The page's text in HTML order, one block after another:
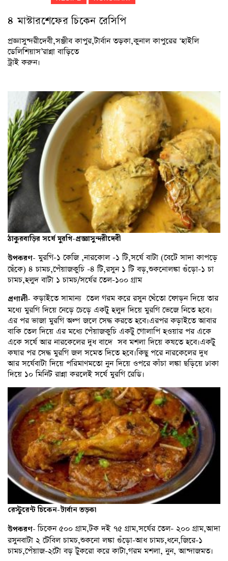
৪ মাস্টারশেফের চিকেন রেসিপি
প্রজ্ঞাসুন্দরীদেবী,সঞ্জীব কাপুর,টার্বান তড়কা,কুনাল কাপুরের ‘হাইলি
ডেলিশিয়াস’রান্না বাড়িতে
ট্রাই করুন।
ঠাকুরবাড়ির সর্ষে মুরগি-প্রজ্ঞাসুন্দরীদেবী
উপকরণ- মুরগি-১ কেজি ,নারকোল -১ টি,সর্ষে বাটা (বেটে সাদা কাপড়ে
ছেঁকে) ৪ চামচ,পেঁয়াজকুচি -৪ টি,রসুন ১ টি বড়,শুকনোলঙ্কা গুঁড়ো-১ চা
চামচ,হলুদ বাটা ১ চামচ/সর্ষের তেল-১০০ গ্রাম
প্রণালী- কড়াইতে সামান্য তেল গরম করে রসুন থেঁতো ফোড়ন দিয়ে তার
মধ্যে মুরগি দিয়ে নেড়ে চেড়ে একটু হলুদ দিয়ে মুরগি ভেজে নিতে হবে।
এর পর ভাজা মুরগি অল্প জলে সেদ্ধ করতে হবে।এরপর কড়াইতে আবার
বাকি তেল দিয়ে এর মধ্যে পেঁয়াজকুচি একটু গোলাপি হওয়ার পর একে
একে সর্ষে আর নারকেলের দুধ বাদে সব মশলা দিয়ে কষতে হবে।একটু
কষার পর সেদ্ধ মুরগি জল সমেত দিতে হবে।কিছু পরে নারকেলের দুধ
আর সর্ষেবাটা দিয়ে পরিমাণমতো নুন দিয়ে ওপরে কাঁচা লঙ্কা ছড়িয়ে ঢাকা
দিয়ে ১০ মিনিট রান্না করলেই সর্ষে মুরগি রেডি।
রেস্টুরেন্ট চিকেন-টার্বান তড়কা
উপকরণ-চিকেন ৫০০ গ্রাম,টক দই ৭৫ গ্রাম,সর্ষের তেল- ২০০ গ্রাম,আদা
রসুনবাটা ২ টেবিল চামচ,শুকনো লঙ্কা গুঁড়ো-আধ চামচ,ধনে,জিরে-১
চামচ,পেঁয়াজ-২টো বড় টুকরো করে কাটা,গরম মশলা, নুন, আন্দাজমত।